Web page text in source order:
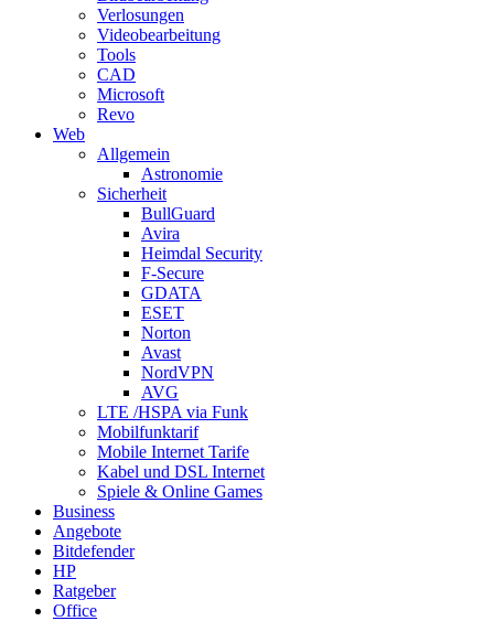
Verlosungen
Videobearbeitung
Tools
CAD
Microsoft
Revo
Web
Allgemein
Astronomie
Sicherheit
BullGuard
Avira
Heimdal Security
F-Secure
GDATA
ESET
Norton
Avast
NordVPN
AVG
LTE /HSPA via Funk
Mobilfunktarif
Mobile Internet Tarife
Kabel und DSL Internet
Spiele & Online Games
Business
Angebote
Bitdefender
HP
Ratgeber
Office